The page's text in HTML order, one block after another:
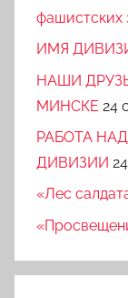
фашистских
ИМЯ
НАШИ
МИНСКЕ 24
РАБОТА
ДИВИЗИИ
«Лес